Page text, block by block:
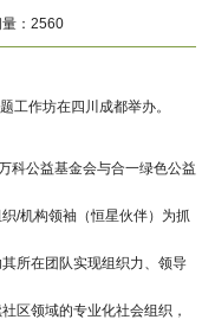
：2560
工作坊在四川成都举办。
科公益基金会与合一绿色公益
/机构领袖（恒星伙伴）为抓
所在团队实现组织力、领导
区领域的专业化社会组织，